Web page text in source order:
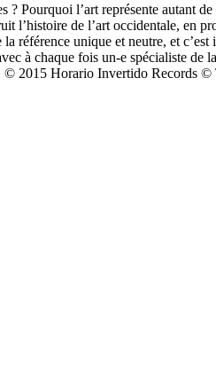
? Pourquoi l’art représente autant
l’histoire de l’art occidentale, en
référence unique et neutre, et
à chaque fois un-e spécialiste de
2015 Horario Invertido Records ©